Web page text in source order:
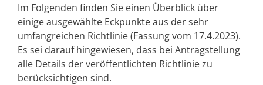
Im Folgenden finden Sie einen Überblick über
einige ausgewählte Eckpunkte aus der sehr
umfangreichen Richtlinie (Fassung vom 17.4.2023).
Es sei darauf hingewiesen, dass bei Antragstellung
alle Details der veröffentlichten Richtlinie zu
berücksichtigen sind.